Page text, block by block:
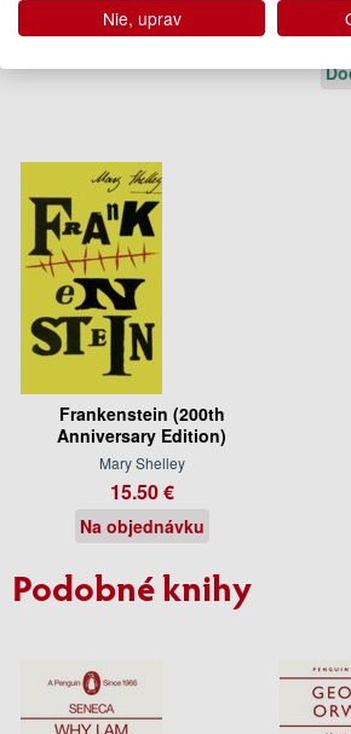
Frankenstein (200th
Anniversary Edition)
Mary Shelley
15.50 €
Na objednávku
Podobné knihy
Nie, uprav